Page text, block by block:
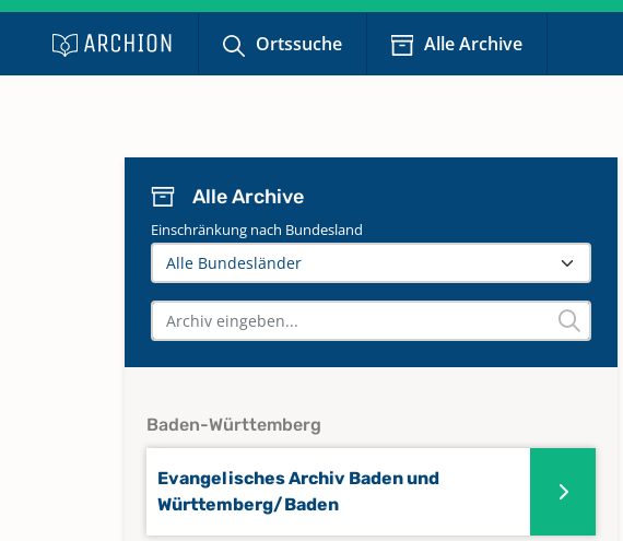
Ortssuche Alle Archive
Alle Archive
Einschränkung nach Bundesland
Baden-Württemberg
Evangelisches Archiv Baden und
Württemberg/Baden